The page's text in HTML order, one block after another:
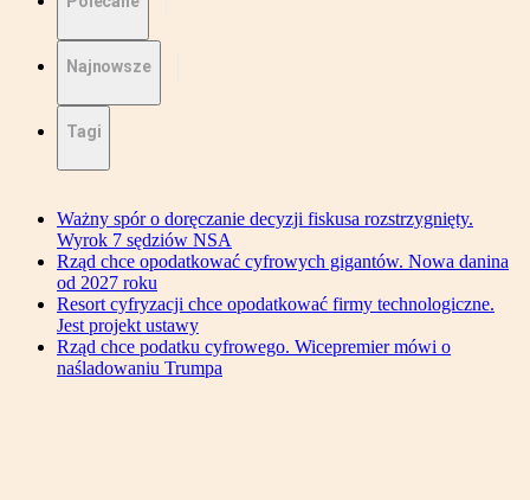
Najnowsze
Tagi
Ważny spór o doręczanie decyzji fiskusa rozstrzygnięty.
Wyrok 7 sędziów NSA
Rząd chce opodatkować cyfrowych gigantów. Nowa danina
od 2027 roku
Resort cyfryzacji chce opodatkować firmy technologiczne.
Jest projekt ustawy
Rząd chce podatku cyfrowego. Wicepremier mówi o
naśladowaniu Trumpa